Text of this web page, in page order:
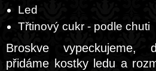
Led
Třtinový cukr - podle chuti
Broskve vypeckujeme,
přidáme kostky ledu a